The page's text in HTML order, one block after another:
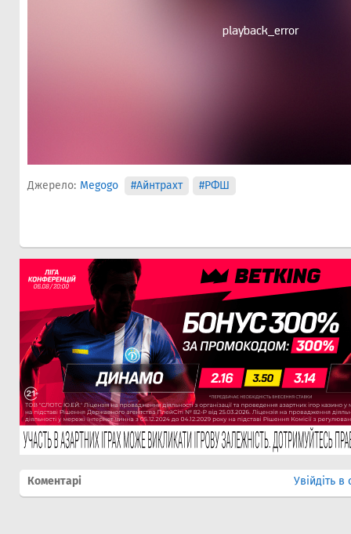
Джерело: Megogo #Айнтрахт #РФШ
Коментарі Увійдіть в